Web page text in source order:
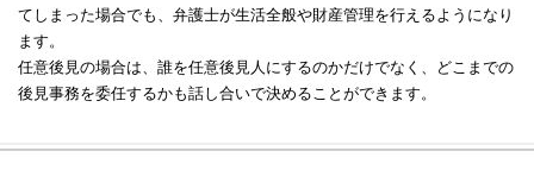
てしまった場合でも、弁護士が生活全般や財産管理を行えるようになり
ます。
任意後見の場合は、誰を任意後見人にするのかだけでなく、どこまでの
後見事務を委任するかも話し合いで決めることができます。